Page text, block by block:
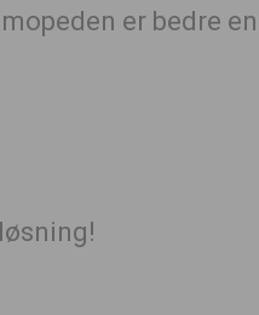
er bedre